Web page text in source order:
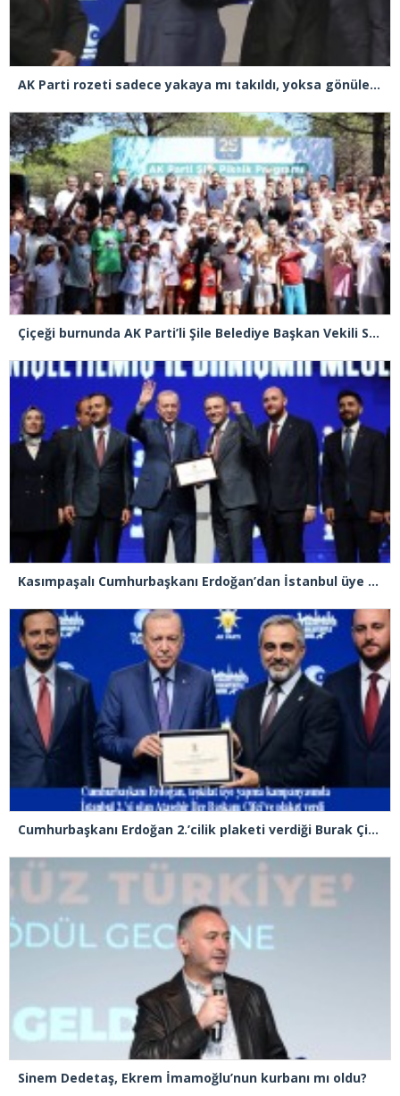
AK Parti rozeti sadece yakaya mı takıldı, yoksa gönüle takılmadı mı?
Çiçeği burnunda AK Parti’li Şile Belediye Başkan Vekili Sacit Terzi, teşkilatlarla piknikte buluştu
Kasımpaşalı Cumhurbaşkanı Erdoğan’dan İstanbul üye birincisi Beyoğlu İlçe Başkanı Kasım Fırat’a plaket
Cumhurbaşkanı Erdoğan 2.’cilik plaketi verdiği Burak Çifci’den Ataşehir seçimlerini kazanma sözünü aldı
Sinem Dedetaş, Ekrem İmamoğlu’nun kurbanı mı oldu?